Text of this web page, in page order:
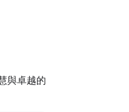
與卓越的